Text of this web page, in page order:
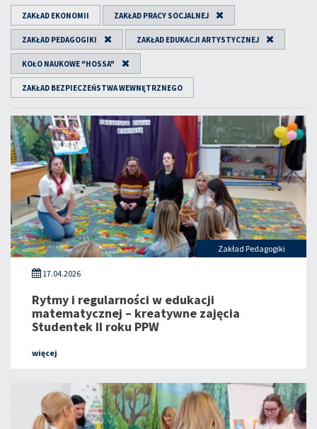
ZAKŁAD EKONOMII ZAKŁAD PRACY SOCJALNEJ
ZAKŁAD PEDAGOGIKI ZAKŁAD EDUKACJI ARTYSTYCZNEJ
KOŁO NAUKOWE "HOSSA"
ZAKŁAD BEZPIECZEŃSTWA WEWNĘTRZNEGO
Zakład Pedagogiki
17.04.2026
Rytmy i regularności w edukacji
matematycznej – kreatywne zajęcia
Studentek II roku PPW
więcej